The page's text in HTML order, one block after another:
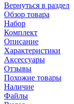
Вернуться в раздел
Обзор товара
Набор
Комплект
Описание
Характеристики
Аксессуары
Отзывы
Похожие товары
Наличие
Файлы